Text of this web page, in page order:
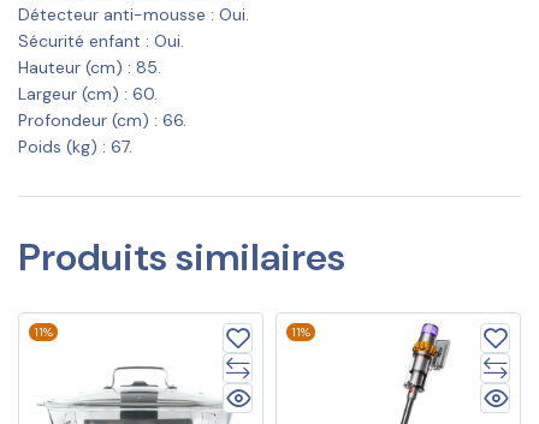
Détecteur anti-mousse : Oui.
Sécurité enfant : Oui.
Hauteur (cm) : 85.
Largeur (cm) : 60.
Profondeur (cm) : 66.
Poids (kg) : 67.
Produits similaires
11% 11%